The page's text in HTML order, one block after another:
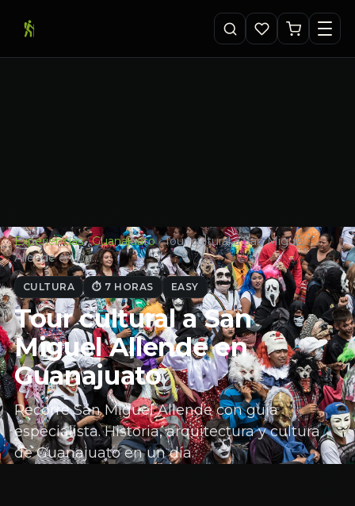
Experiencias · Guanajuato · Tour cultural a San Miguel
Allende en Gu…
CULTURA ⏱ 7 HORAS EASY
Tour cultural a San
Miguel Allende en
Guanajuato
Recorre San Miguel Allende con guía
especialista. Historia, arquitectura y cultura
de Guanajuato en un día.